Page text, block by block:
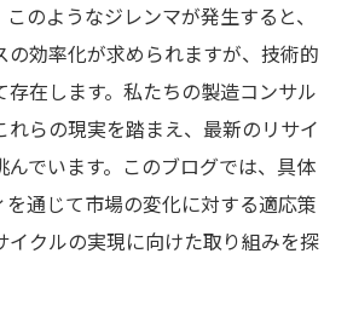
のようなジレンマが発生すると、
の効率化が求められますが、技術的
存在します。私たちの製造コンサル
れらの現実を踏まえ、最新のリサイ
んでいます。このブログでは、具体
を通じて市場の変化に対する適応策
イクルの実現に向けた取り組みを探